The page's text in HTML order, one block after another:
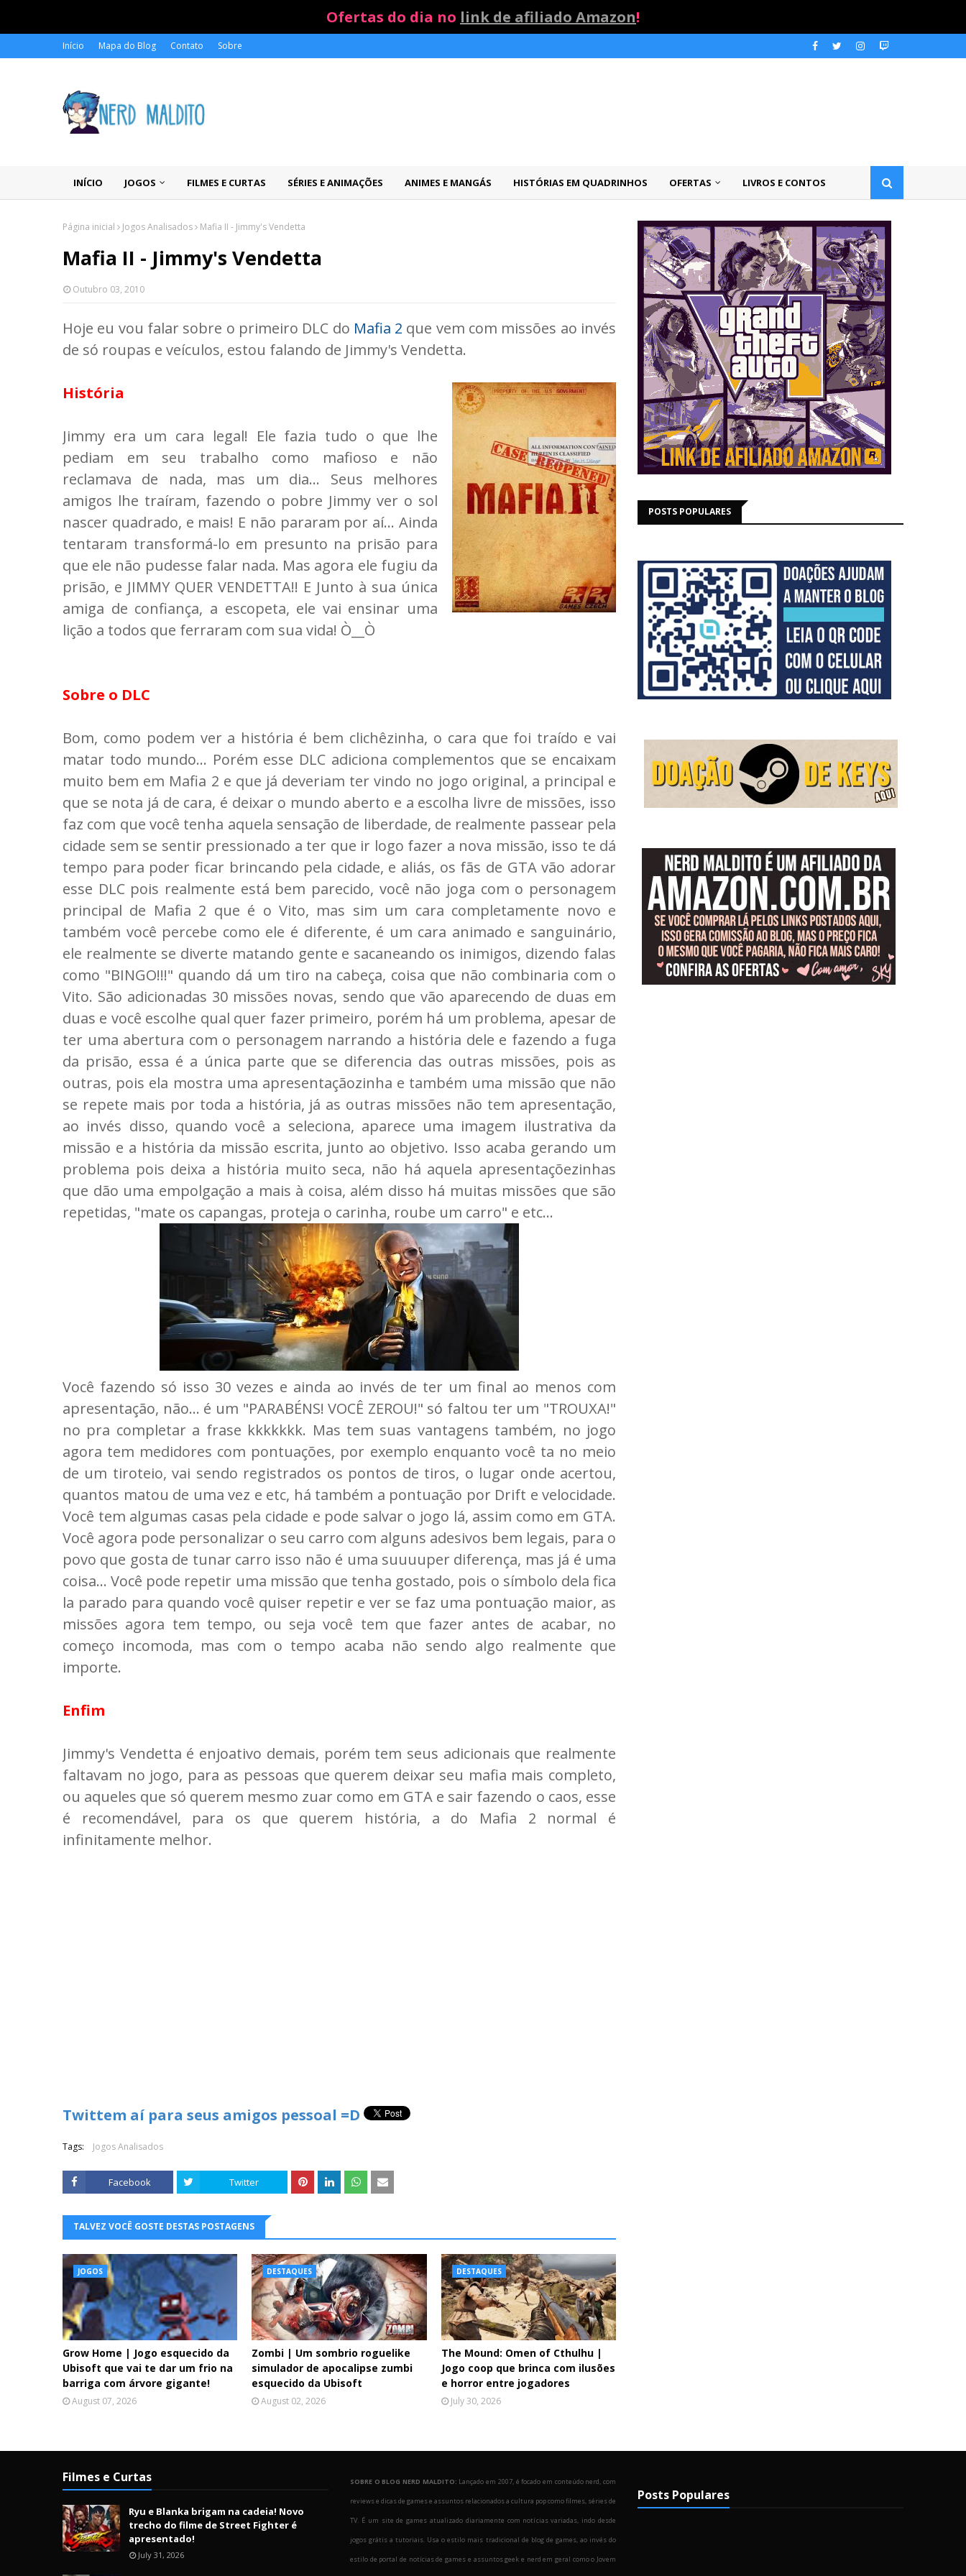
Ofertas do dia no link de afiliado Amazon!
Início Mapa do Blog Contato Sobre
INÍCIO JOGOS FILMES E CURTAS SÉRIES E ANIMAÇÕES ANIMES E MANGÁS HISTÓRIAS EM QUADRINHOS OFERTAS LIVROS E CONTOS
Página inicial Jogos Analisados Mafia II - Jimmy's Vendetta
Mafia II - Jimmy's Vendetta
Outubro 03, 2010
Hoje eu vou falar sobre o primeiro DLC do Mafia 2 que vem com missões ao invés
de só roupas e veículos, estou falando de Jimmy's Vendetta.
História
Jimmy era um cara legal! Ele fazia tudo o que lhe
pediam em seu trabalho como mafioso e não
reclamava de nada, mas um dia... Seus melhores
amigos lhe traíram, fazendo o pobre Jimmy ver o sol
nascer quadrado, e mais! E não pararam por aí... Ainda
tentaram transformá-lo em presunto na prisão para
que ele não pudesse falar nada. Mas agora ele fugiu da
prisão, e JIMMY QUER VENDETTA!! E Junto à sua única
amiga de confiança, a escopeta, ele vai ensinar uma
lição a todos que ferraram com sua vida! Ò__Ò
Sobre o DLC
Bom, como podem ver a história é bem clichêzinha, o cara que foi traído e vai
matar todo mundo... Porém esse DLC adiciona complementos que se encaixam
muito bem em Mafia 2 e que já deveriam ter vindo no jogo original, a principal e
que se nota já de cara, é deixar o mundo aberto e a escolha livre de missões, isso
faz com que você tenha aquela sensação de liberdade, de realmente passear pela
cidade sem se sentir pressionado a ter que ir logo fazer a nova missão, isso te dá
tempo para poder ficar brincando pela cidade, e aliás, os fãs de GTA vão adorar
esse DLC pois realmente está bem parecido, você não joga com o personagem
principal de Mafia 2 que é o Vito, mas sim um cara completamente novo e
também você percebe como ele é diferente, é um cara animado e sanguinário,
ele realmente se diverte matando gente e sacaneando os inimigos, dizendo falas
como "BINGO!!!" quando dá um tiro na cabeça, coisa que não combinaria com o
Vito. São adicionadas 30 missões novas, sendo que vão aparecendo de duas em
duas e você escolhe qual quer fazer primeiro, porém há um problema, apesar de
ter uma abertura com o personagem narrando a história dele e fazendo a fuga
da prisão, essa é a única parte que se diferencia das outras missões, pois as
outras, pois ela mostra uma apresentaçãozinha e também uma missão que não
se repete mais por toda a história, já as outras missões não tem apresentação,
ao invés disso, quando você a seleciona, aparece uma imagem ilustrativa da
missão e a história da missão escrita, junto ao objetivo. Isso acaba gerando um
problema pois deixa a história muito seca, não há aquela apresentaçõezinhas
que dão uma empolgação a mais à coisa, além disso há muitas missões que são
repetidas, "mate os capangas, proteja o carinha, roube um carro" e etc...
Você fazendo só isso 30 vezes e ainda ao invés de ter um final ao menos com
apresentação, não... é um "PARABÉNS! VOCÊ ZEROU!" só faltou ter um "TROUXA!"
no pra completar a frase kkkkkkk. Mas tem suas vantagens também, no jogo
agora tem medidores com pontuações, por exemplo enquanto você ta no meio
de um tiroteio, vai sendo registrados os pontos de tiros, o lugar onde acertou,
quantos matou de uma vez e etc, há também a pontuação por Drift e velocidade.
Você tem algumas casas pela cidade e pode salvar o jogo lá, assim como em GTA.
Você agora pode personalizar o seu carro com alguns adesivos bem legais, para o
povo que gosta de tunar carro isso não é uma suuuuper diferença, mas já é uma
coisa... Você pode repetir uma missão que tenha gostado, pois o símbolo dela fica
la parado para quando você quiser repetir e ver se faz uma pontuação maior, as
missões agora tem tempo, ou seja você tem que fazer antes de acabar, no
começo incomoda, mas com o tempo acaba não sendo algo realmente que
importe.
Enfim
Jimmy's Vendetta é enjoativo demais, porém tem seus adicionais que realmente
faltavam no jogo, para as pessoas que querem deixar seu mafia mais completo,
ou aqueles que só querem mesmo zuar como em GTA e sair fazendo o caos, esse
é recomendável, para os que querem história, a do Mafia 2 normal é
infinitamente melhor.
Twittem aí para seus amigos pessoal =D
Tags: Jogos Analisados
Facebook Twitter
TALVEZ VOCÊ GOSTE DESTAS POSTAGENS
JOGOS
Grow Home | Jogo esquecido da
Ubisoft que vai te dar um frio na
barriga com árvore gigante!
August 07, 2026
DESTAQUES
Zombi | Um sombrio roguelike
simulador de apocalipse zumbi
esquecido da Ubisoft
August 02, 2026
DESTAQUES
The Mound: Omen of Cthulhu |
Jogo coop que brinca com ilusões
e horror entre jogadores
July 30, 2026
POSTS POPULARES
Filmes e Curtas
Ryu e Blanka brigam na cadeia! Novo
trecho do filme de Street Fighter é
apresentado!
July 31, 2026
SOBRE O BLOG NERD MALDITO: Lançado em 2007, é focado em conteúdo nerd, com
reviews e dicas de games e assuntos relacionados a cultura pop como filmes, séries de
TV. É um site de games atualizado diariamente com notícias variadas, indo desde
jogos grátis a tutoriais. Usa o estilo mais tradicional de blog de games, ao invés do
estilo de portal de notícias de games e assuntos geek e nerd em geral como o Jovem
Posts Populares